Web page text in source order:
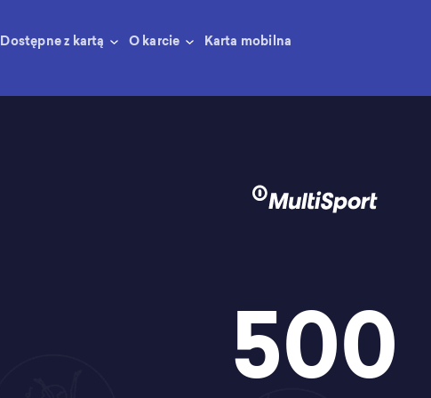
Dostępne z kartą O karcie Karta mobilna
500